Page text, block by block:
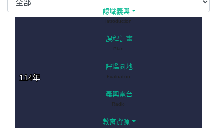
114年
認識義興
Introduction
課程計畫
Plan
評鑑園地
Evaluation
義興電台
Radio
教育資源